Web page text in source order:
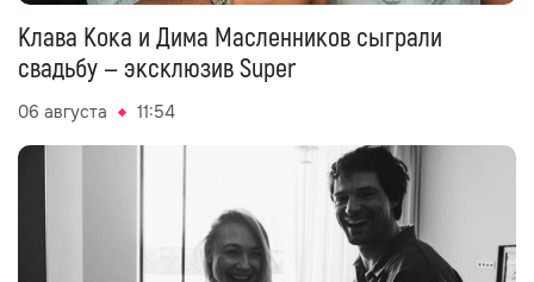
Клава Кока и Дима Масленников сыграли
свадьбу — эксклюзив Super
06 августа 11:54